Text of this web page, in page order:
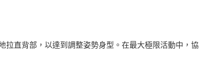
拉直背部，以達到調整姿勢身型。在最大極限活動中，協